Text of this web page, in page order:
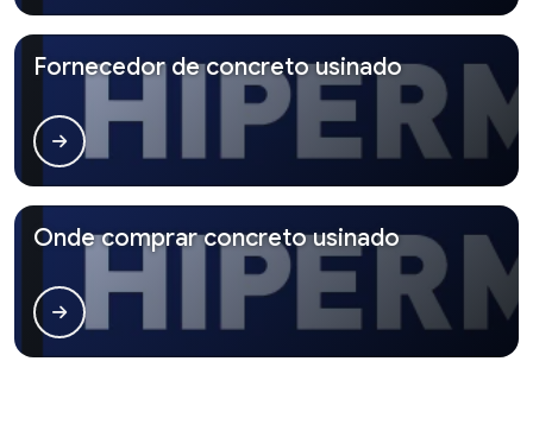
Fornecedor de concreto usinado
Onde comprar concreto usinado